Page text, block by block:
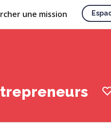
une mission